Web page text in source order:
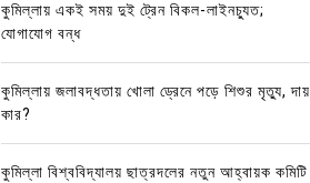
কুমিল্লায় একই সময় দুই ট্রেন বিকল-লাইনচ্যুত;
যোগাযোগ বন্ধ
কুমিল্লায় জলাবদ্ধতায় খোলা ড্রেনে পড়ে শিশুর মৃত্যু, দায়
কার?
কুমিল্লা বিশ্ববিদ্যালয় ছাত্রদলের নতুন আহ্বায়ক কমিটি